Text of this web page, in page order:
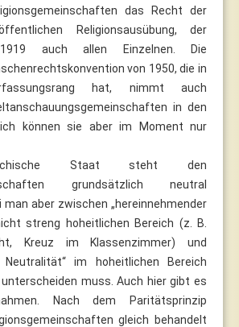
das Recht der
Religionsausübung, der
auch allen Einzelnen. Die
von 1950, die in
hat, nimmt auch
in den
können sie aber im Moment nur
Staat steht den
grundsätzlich neutral
man aber zwischen „hereinnehmender
streng hoheitlichen Bereich (z. B.
Kreuz im Klassenzimmer) und
Neutralität“ im hoheitlichen Bereich
muss. Auch hier gibt es
Nach dem Paritätsprinzip
gleich behandelt